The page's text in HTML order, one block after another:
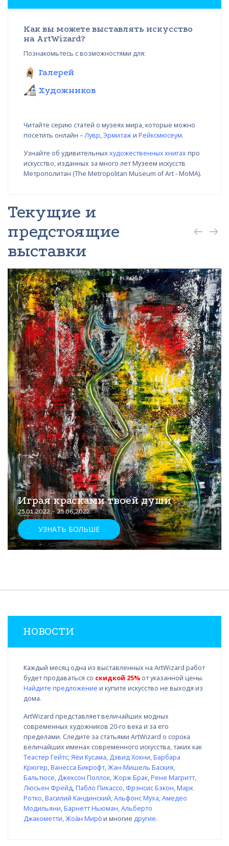
Как вы можете выставлять искусство
на ArtWizard?
Познакомьтесь с возможностями для:
Галерей
Художников
Читайте серию статей о музеях мира, которые можно
посетить онлайн –Лувр,Эрмитажи Рейксмюсеум.
Узнайте об удивительных художественных книгах про
искусство, изданных за много лет Музеем искусств
Метрополитан (The Metropolitan Museum of Art - MoMA).
Текущие и
предстоящие
выставки
Играя красками твоей души
25.01.2022 - 25.06.2022
УЗНАТЬ БОЛЬШЕ
НОВОСТИ
Каждый месяц одна из выставленных на ArtWizard работ
будет продаваться со скидкой 25% от указанной цены.
Найдите предложение и купите искусство не выходя из
дома.
ArtWizard представляет величайших модных
современных художников 20-го века и за его
пределами. Следите за статьями ArtWizard о сорока
величайших именах современного искусства, таких как
Теастер Гейтс,Яёи Кусама, Дэвид Хокни,Барбара
Крюгер,Ванесса Бикрофт,Жан-Мишель Баския,
Бальтюсе, Джексон Поллок,Жорж Брак,Рене Магритт,
Люсьен Фрейд,Пабло Пикассо, Фрэнсис Бэкон,Марк
Ротко,Василий Кандинский,Альфонс Муха,Амедео
Модильяни,Барнетт Ньюман,Альберто
Джакометти,Жоа̀н Миро̀и многие другие.